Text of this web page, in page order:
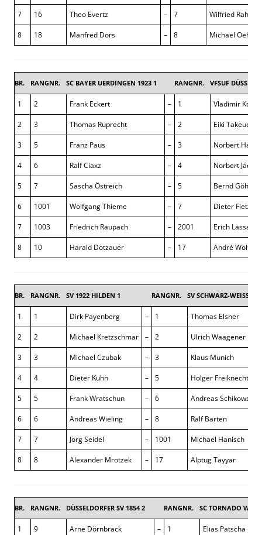
7 16 Theo Evertz – 7 Wilfried Rahn
8 18 Manfred Dors – 8 Michael Oehlers
BR. RANGNR. SC BAYER UERDINGEN 1923 1 RANGNR. VFSUF
1 2 Frank Eckert – 1 Vladimir
2 3 Thomas Ruprecht – 2 Eiki Takeuchi
3 5 Franz Paus – 3 Norbert
4 6 Ralf Ciaxz – 4 Norbert Jäckel
5 7 Sascha Östreich – 5 Bernd Göhle
6 1001 Wolfgang Thieme – 7 Dieter Fietz
7 1003 Friedrich Raupach – 2001 Erich Lassak
8 10 Harald Dotzauer – 17 André Wolff
BR. RANGNR. SV 1922 HILDEN 1 RANGNR. SV SCHWARZ-WEISS
1 1 Dirk Payenberg – 1 Thomas Elsner
2 2 Michael Kretzschmar – 2 Ulrich Waagener
3 3 Michael Czubak – 3 Klaus Münich
4 4 Dieter Kuhn – 5 Holger Freiknecht
5 5 Frank Wratschun – 6 Andreas Schikowsky
6 6 Andreas Wieling – 8 Ralf Barten
7 7 Jörg Seidel – 1001 Michael Hanisch
8 8 Alexander Mrotzek – 17 Alptug Tayyar
BR. RANGNR. DÜSSELDORFER SV 1854 2 RANGNR. SC TORNADO
1 9 Arne Dörnbrack – 1 Elias Patscha